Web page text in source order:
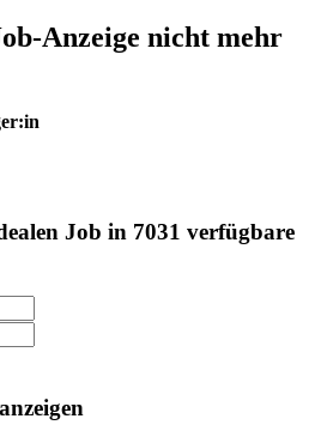
Anzeige nicht mehr
Job in 7031 verfügbare